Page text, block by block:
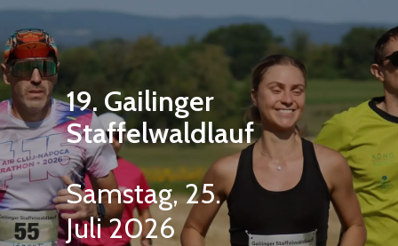
19. Gailinger
Staffelwaldlauf
Samstag, 25.
Juli 2026